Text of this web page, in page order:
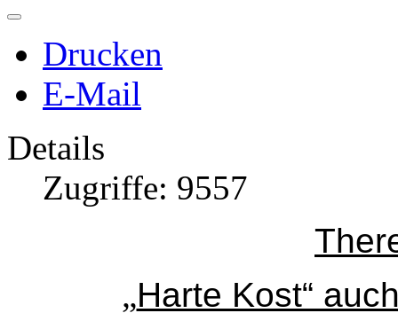
Drucken
E-Mail
Details
Zugriffe: 9557
„Harte Kost“